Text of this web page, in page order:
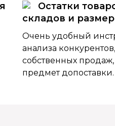
Остатки
складов и
Очень удобный
анализа
собственных
предмет допоставки.